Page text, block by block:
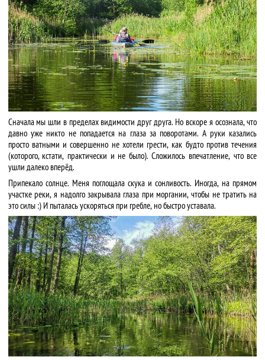
Сначала мы шли в пределах видимости друг друга. Но вскоре я осознала, что
давно уже никто не попадается на глаза за поворотами. А руки казались
просто ватными и совершенно не хотели грести, как будто против течения
(которого, кстати, практически и не было). Сложилось впечатление, что все
ушли далеко вперёд.
Припекало солнце. Меня поглощала скука и сонливость. Иногда, на прямом
участке реки, я надолго закрывала глаза при моргании, чтобы не тратить на
это силы :) И пыталась ускоряться при гребле, но быстро уставала.